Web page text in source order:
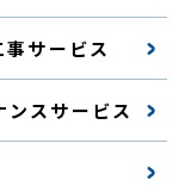
サービス
スサービス